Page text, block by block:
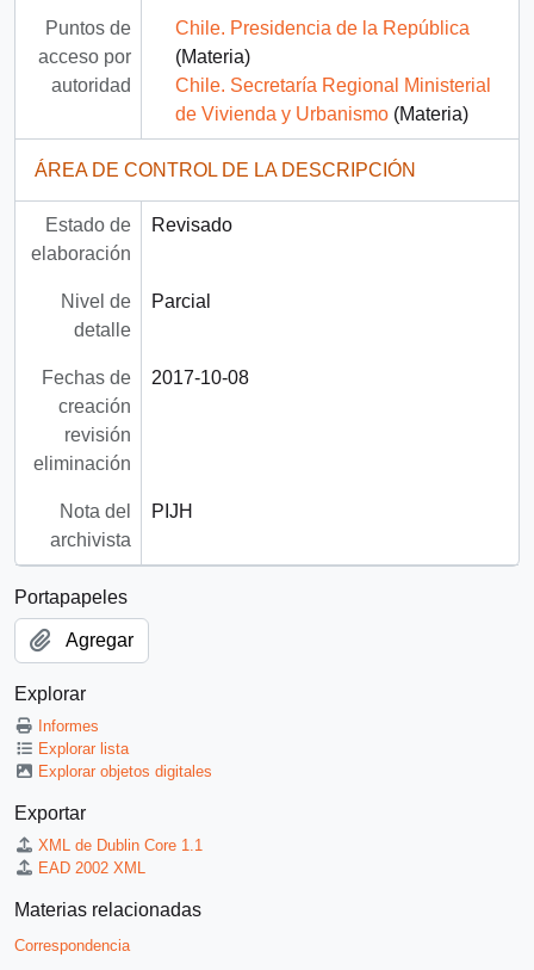
Puntos de
acceso por
autoridad
Chile. Presidencia de la República
(Materia)
Chile. Secretaría Regional Ministerial
de Vivienda y Urbanismo(Materia)
ÁREA DE CONTROL DE LA DESCRIPCIÓN
Estado de
elaboración
Revisado
Nivel de
detalle
Parcial
Fechas de
creación
revisión
eliminación
2017-10-08
Nota del
archivista
PIJH
Portapapeles
Agregar
Explorar
Informes
Explorar lista
Explorar objetos digitales
Exportar
XML de Dublin Core 1.1
EAD 2002 XML
Materias relacionadas
Correspondencia